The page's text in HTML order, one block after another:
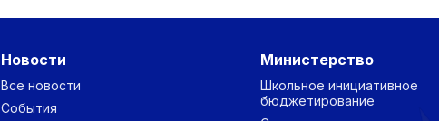
Новости
Все новости
События
Министерство
Школьное инициативное
бюджетирование